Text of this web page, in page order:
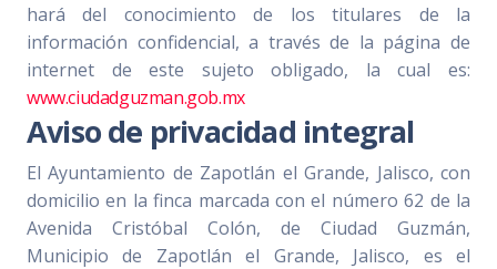
hará del conocimiento de los titulares de la
información confidencial, a través de la página de
internet de este sujeto obligado, la cual es:
www.ciudadguzman.gob.mx
Aviso de privacidad integral
El Ayuntamiento de Zapotlán el Grande, Jalisco, con
domicilio en la finca marcada con el número 62 de la
Avenida Cristóbal Colón, de Ciudad Guzmán,
Municipio de Zapotlán el Grande, Jalisco, es el